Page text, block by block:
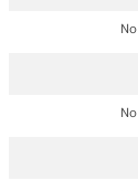
No
No